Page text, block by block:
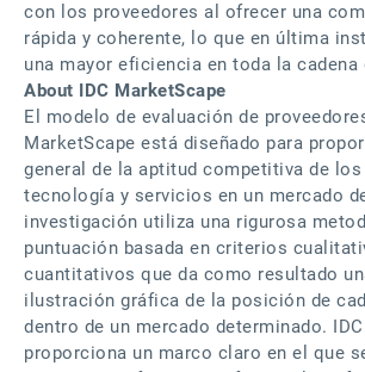
con los proveedores al ofrecer una
rápida y coherente, lo que en última
una mayor eficiencia en toda la cadena
About IDC MarketScape
El modelo de evaluación de
MarketScape está diseñado para
general de la aptitud competitiva de los
tecnología y servicios en un mercado
investigación utiliza una rigurosa
puntuación basada en criterios
cuantitativos que da como resultado
ilustración gráfica de la posición de
dentro de un mercado determinado.
proporciona un marco claro en el que